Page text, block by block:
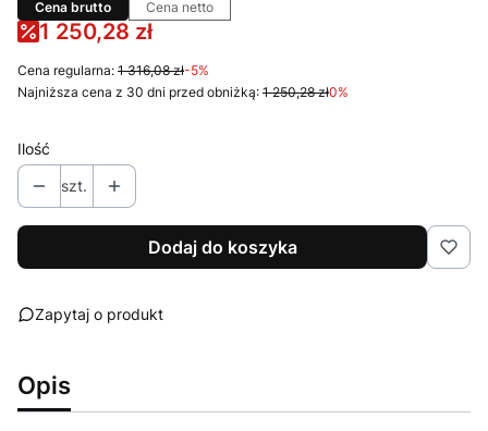
Cena brutto Cena netto
1 250,28 zł
Cena regularna: 1 316,08 zł-5%
Najniższa cena z 30 dni przed obniżką: 1 250,28 zł0%
Ilość
szt.
Dodaj do koszyka
Zapytaj o produkt
Opis